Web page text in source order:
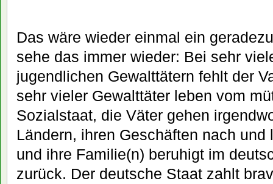
Das wäre wieder einmal ein
sehe das immer wieder: Bei sehr
jugendlichen Gewalttätern fehlt der
sehr vieler Gewalttäter leben vom
Sozialstaat, die Väter gehen
Ländern, ihren Geschäften nach und
und ihre Familie(n) beruhigt im
zurück. Der deutsche Staat zahlt